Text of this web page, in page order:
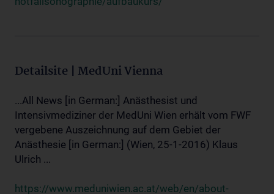
Detailsite | MedUni Vienna
...All News [in German:] Anästhesist und
Intensivmediziner der MedUni Wien erhält vom FWF
vergebene Auszeichnung auf dem Gebiet der
Anästhesie [in German:] (Wien, 25-1-2016) Klaus
Ulrich ...
https://www.meduniwien.ac.at/web/en/about-